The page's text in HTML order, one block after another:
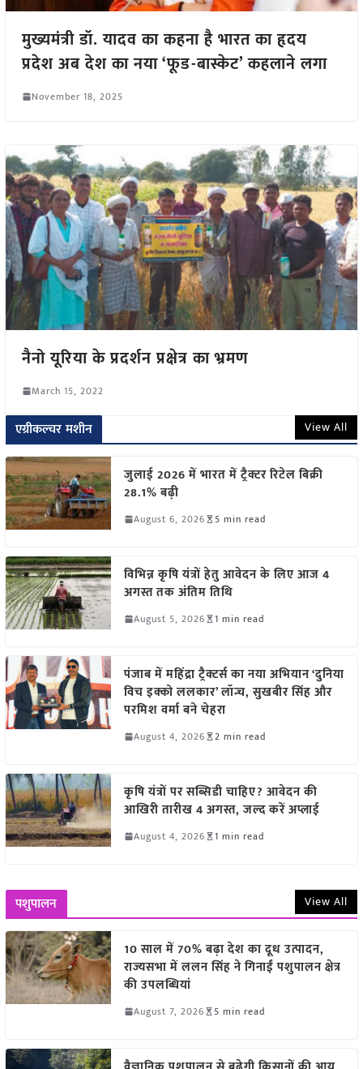
मुख्यमंत्री डॉ. यादव का कहना है भारत का हृदय
प्रदेश अब देश का नया ‘फूड-बास्केट’ कहलाने लगा
November 18, 2025
नैनो यूरिया के प्रदर्शन प्रक्षेत्र का भ्रमण
March 15, 2022
एग्रीकल्चर मशीन View All
जुलाई 2026 में भारत में ट्रैक्टर रिटेल बिक्री
28.1% बढ़ी
August 6, 2026 5 min read
विभिन्न कृषि यंत्रों हेतु आवेदन के लिए आज 4
अगस्त तक अंतिम तिथि
August 5, 2026 1 min read
पंजाब में महिंद्रा ट्रैक्टर्स का नया अभियान ‘दुनिया
विच इक्को ललकार’ लॉन्च, सुखबीर सिंह और
परमिश वर्मा बने चेहरा
August 4, 2026 2 min read
कृषि यंत्रों पर सब्सिडी चाहिए? आवेदन की
आखिरी तारीख 4 अगस्त, जल्द करें अप्लाई
August 4, 2026 1 min read
पशुपालन View All
10 साल में 70% बढ़ा देश का दूध उत्पादन,
राज्यसभा में ललन सिंह ने गिनाईं पशुपालन क्षेत्र
की उपलब्धियां
August 7, 2026 5 min read